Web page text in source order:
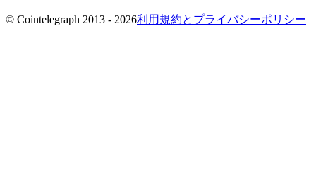
© Cointelegraph 2013 - 2026利用規約とプライバシーポリシー